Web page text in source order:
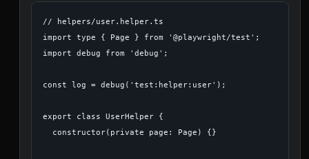
// helpers/user.helper.ts
import type { Page } from '@playwright/test';
import debug from 'debug';
const log = debug('test:helper:user');
export class UserHelper {
  constructor(private page: Page) {}